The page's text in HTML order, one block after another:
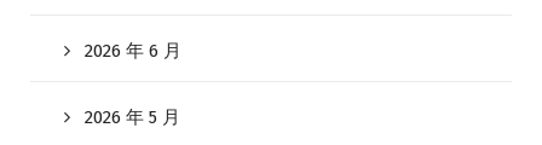
2026 年 6 月
2026 年 5 月